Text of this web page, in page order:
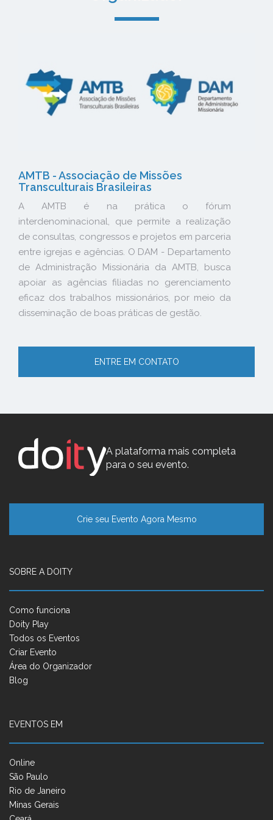
AMTB - Associação de Missões
Transculturais Brasileiras
A AMTB é na prática o fórum
interdenominacional, que permite a realização
de consultas, congressos e projetos em parceria
entre igrejas e agências. O DAM - Departamento
de Administração Missionária da AMTB, busca
apoiar as agências filiadas no gerenciamento
eficaz dos trabalhos missionários, por meio da
disseminação de boas práticas de gestão.
ENTRE EM CONTATO
A plataforma mais completa
para o seu evento.
Crie seu Evento Agora Mesmo
SOBRE A DOITY
Como funciona
Doity Play
Todos os Eventos
Criar Evento
Área do Organizador
Blog
EVENTOS EM
Online
São Paulo
Rio de Janeiro
Minas Gerais